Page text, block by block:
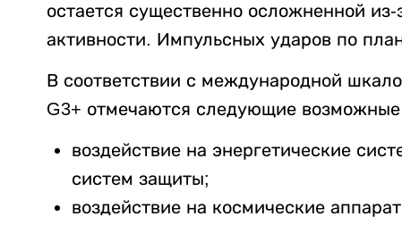
остается существенно осложненной
активности. Импульсных ударов по
В соответствии с международной
G3+ отмечаются следующие возможные
воздействие на энергетические
систем защиты;
воздействие на космические